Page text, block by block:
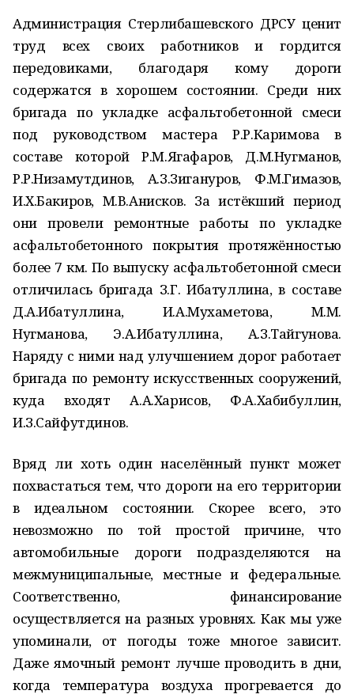
Администрация Стерлибашевского ДРСУ ценит
труд всех своих работников и гордится
передовиками, благодаря кому дороги
содержатся в хорошем состоянии. Среди них
бригада по укладке асфальтобетонной смеси
под руководством мастера Р.Р.Каримова в
составе которой Р.М.Ягафаров, Д.М.Нугманов,
Р.Р.Низамутдинов, А.З.Зигануров, Ф.М.Гимазов,
И.Х.Бакиров, М.В.Анисков. За истёкший период
они провели ремонтные работы по укладке
асфальтобетонного покрытия протяжённостью
более 7 км. По выпуску асфальтобетонной смеси
отличилась бригада З.Г. Ибатуллина, в составе
Д.А.Ибатуллина, И.А.Мухаметова, М.М.
Нугманова, Э.А.Ибатуллина, А.З.Тайгунова.
Наряду с ними над улучшением дорог работает
бригада по ремонту искусственных сооружений,
куда входят А.А.Харисов, Ф.А.Хабибуллин,
И.З.Сайфутдинов.
Вряд ли хоть один населённый пункт может
похвастаться тем, что дороги на его территории
в идеальном состоянии. Скорее всего, это
невозможно по той простой причине, что
автомобильные дороги подразделяются на
межмуниципальные, местные и федеральные.
Соответственно, финансирование
осуществляется на разных уровнях. Как мы уже
упоминали, от погоды тоже многое зависит.
Даже ямочный ремонт лучше проводить в дни,
когда температура воздуха прогревается до